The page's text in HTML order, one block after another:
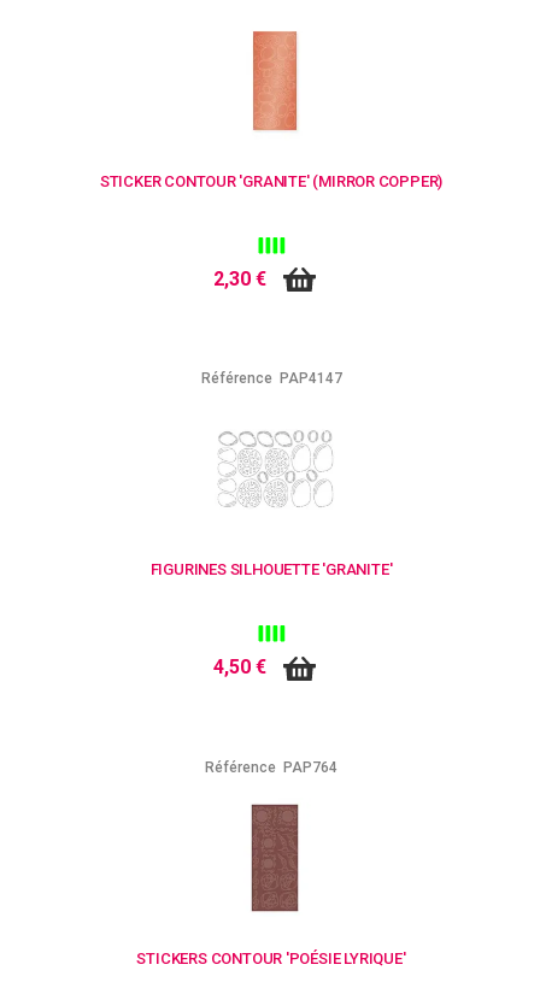
STICKER CONTOUR 'GRANITE' (MIRROR COPPER)
2,30 €
Référence PAP4147
FIGURINES SILHOUETTE 'GRANITE'
4,50 €
Référence PAP764
STICKERS CONTOUR 'POÉSIE LYRIQUE'